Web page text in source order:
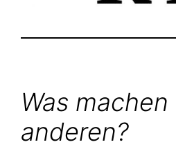
Was machen
anderen?